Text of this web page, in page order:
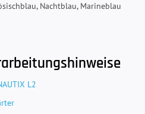
Nachtblau, Marineblau
L2